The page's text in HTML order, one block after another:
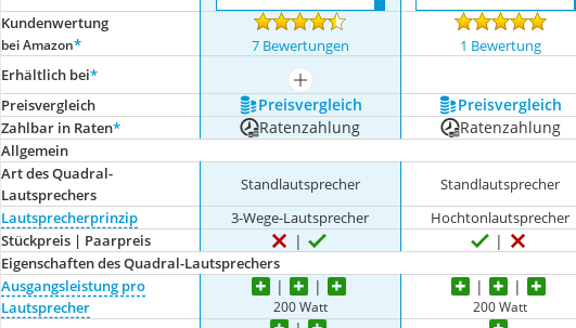
Kundenwertung
bei Amazon* 7 Bewertungen 1 Bewertung
Erhältlich bei*
mehr anzeigen
Preis­vergleich
Preis­vergleich Preis­vergleich
Zahlbar in Raten* Ratenzahlung Ratenzahlung
Allgemein
Art des Quadral-
Lautsprechers
Standlautsprecher Standlautsprecher
Lautsprecherprinzip
3-Wege-Lautsprecher Hochtonlautsprecher
Stückpreis | Paarpreis
Eigenschaften des Quadral-Lautsprechers
Ausgangsleistung pro
Lautsprecher
200 Watt 200 Watt